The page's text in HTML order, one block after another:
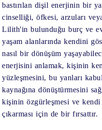
bastırılan dişil enerjinin bir
cinselliği, öfkesi, arzuları
Lilith'in bulunduğu burç ve
yaşam alanlarında kendini
nasıl bir dönüşüm
enerjisini anlamak, kişinin
yüzleşmesini, bu yanları
kaynağına dönüştürmesini
kişinin özgürleşmesi ve
çıkarması için de bir fırsattır.